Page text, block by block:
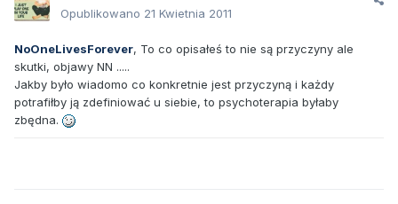
Opublikowano 21 Kwietnia 2011
NoOneLivesForever, To co opisałeś to nie są przyczyny ale
skutki, objawy NN .....
Jakby było wiadomo co konkretnie jest przyczyną i każdy
potrafiłby ją zdefiniować u siebie, to psychoterapia byłaby
zbędna.